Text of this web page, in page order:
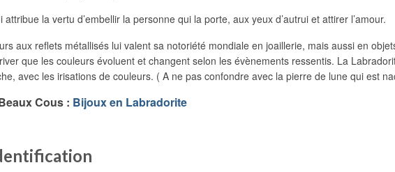
attribue la vertu d’embellir la personne qui la porte, aux yeux d’autrui et attirer l’amour.
aux reflets métallisés lui valent sa notoriété mondiale en joaillerie, mais aussi en
que les couleurs évoluent et changent selon les évènements ressentis. La
avec les irisations de couleurs. ( A ne pas confondre avec la pierre de lune qui est
Cous : Bijoux en Labradorite